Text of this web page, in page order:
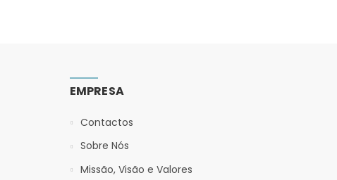
EMPRESA
Contactos
Sobre Nós
Missão, Visão e Valores